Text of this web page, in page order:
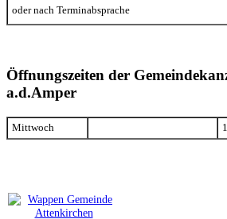
oder nach Terminabsprache
Öffnungszeiten der
a.d.Amper
Mittwoch